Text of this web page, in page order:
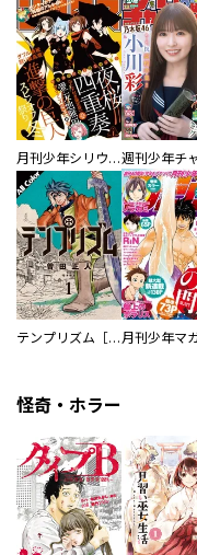
月刊少年シリウス
テンプリズム［オールカラー版］
怪奇・ホラー